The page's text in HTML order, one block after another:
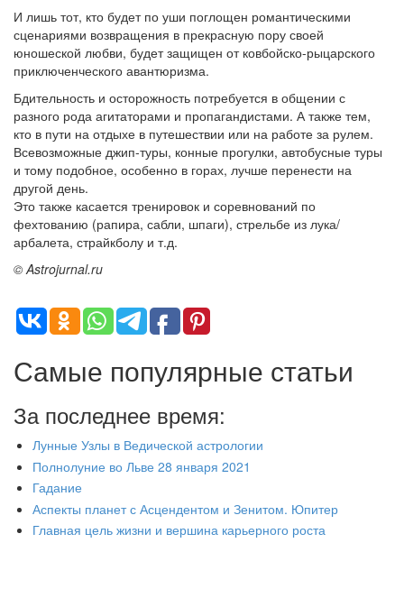
И лишь тот, кто будет по уши поглощен романтическими
сценариями возвращения в прекрасную пору своей
юношеской любви, будет защищен от ковбойско-рыцарского
приключенческого авантюризма.
Бдительность и осторожность потребуется в общении с
разного рода агитаторами и пропагандистами. А также тем,
кто в пути на отдыхе в путешествии или на работе за рулем.
Всевозможные джип-туры, конные прогулки, автобусные туры
и тому подобное, особенно в горах, лучше перенести на
другой день.
Это также касается тренировок и соревнований по
фехтованию (рапира, сабли, шпаги), стрельбе из лука/
арбалета, страйкболу и т.д.
© Astrojurnal.ru
Самые популярные статьи
За последнее время:
Лунные Узлы в Ведической астрологии
Полнолуние во Льве 28 января 2021
Гадание
Аспекты планет с Асцендентом и Зенитом. Юпитер
Главная цель жизни и вершина карьерного роста